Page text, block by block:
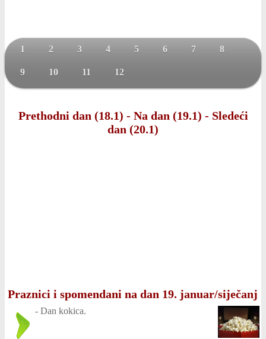
1 2 3 4 5 6 7 8
9 10 11 12
Prethodni dan (18.1) - Na dan (19.1) - Sledeći
dan (20.1)
Praznici i spomendani na dan 19. januar/siječanj
- Dan kokica.